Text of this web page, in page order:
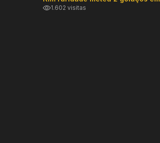
1.602 visitas